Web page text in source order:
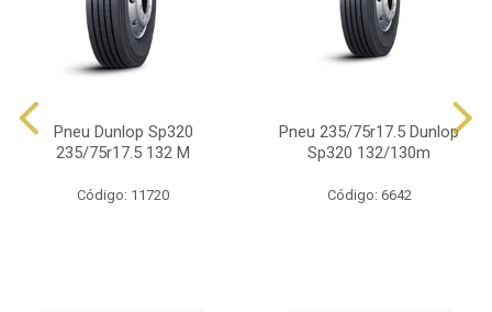
Pneu Dunlop Sp320
235/75r17.5 132 M
Código: 11720
Pneu 235/75r17.5 Dunlop
Sp320 132/130m
Código: 6642